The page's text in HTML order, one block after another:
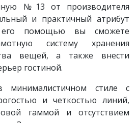
№13 от производителя
и практичный атрибут
помощью вы сможете
систему хранения
вещей, а также внести
гостиной.
стиле с
и четкостью линий,
гаммой и отсутствием